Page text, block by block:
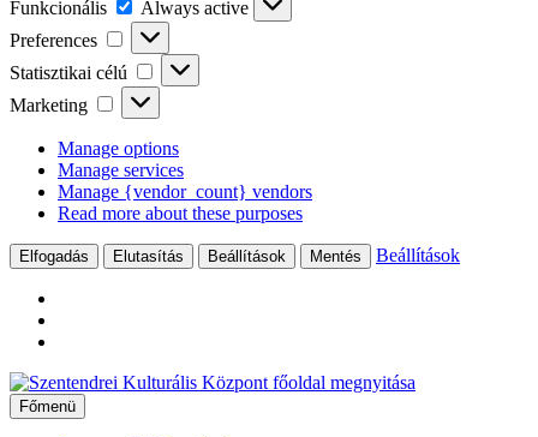
Funkcionális
Always active
Preferences
Preferences
Statisztikai célú
Statisztikai
célú
Marketing
Marketing
Manage options
Manage services
Manage {vendor_count} vendors
Read more about these purposes
Elfogadás Elutasítás Beállítások Mentés Beállítások
Ugrás
a
tartalomhoz
Főmenü